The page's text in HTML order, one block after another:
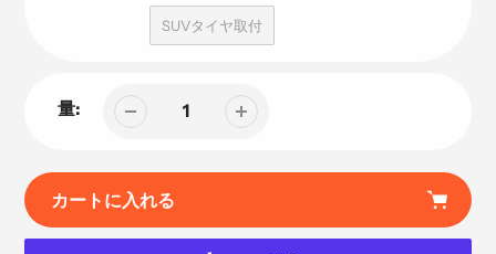
SUVタイヤ取付
量:
カートに入れる